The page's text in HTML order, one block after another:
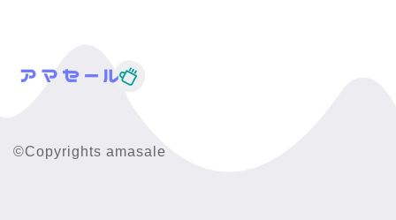
©Copyrights amasale